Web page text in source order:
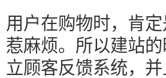
用户在购物时，肯
惹麻烦。所以建站
立顾客反馈系统，